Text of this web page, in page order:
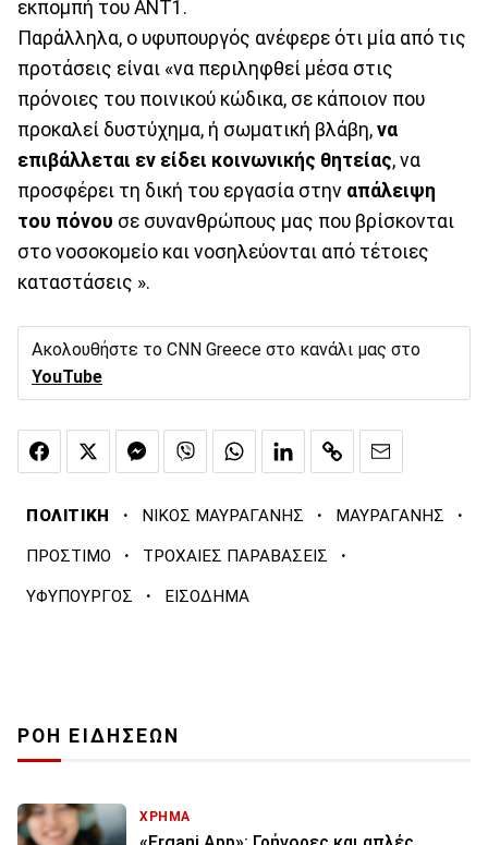
εκπομπή του ΑΝΤ1.
Παράλληλα, ο υφυπουργός ανέφερε ότι μία από τις
προτάσεις είναι «να περιληφθεί μέσα στις
πρόνοιες του ποινικού κώδικα, σε κάποιον που
προκαλεί δυστύχημα, ή σωματική βλάβη, να
επιβάλλεται εν είδει κοινωνικής θητείας, να
προσφέρει τη δική του εργασία στην απάλειψη
του πόνου σε συνανθρώπους μας που βρίσκονται
στο νοσοκομείο και νοσηλεύονται από τέτοιες
καταστάσεις ».
Ακολουθήστε το CNN Greece στο κανάλι μας στο
YouTube
ΠΟΛΙΤΙΚΗ · ΝΙΚΟΣ ΜΑΥΡΑΓΑΝΗΣ · ΜΑΥΡΑΓΑΝΗΣ ·
ΠΡΟΣΤΙΜΟ · ΤΡΟΧΑΙΕΣ ΠΑΡΑΒΑΣΕΙΣ ·
ΥΦΥΠΟΥΡΓΟΣ · ΕΙΣΟΔΗΜΑ
ΡΟΗ ΕΙΔΗΣΕΩΝ
ΧΡΗΜΑ